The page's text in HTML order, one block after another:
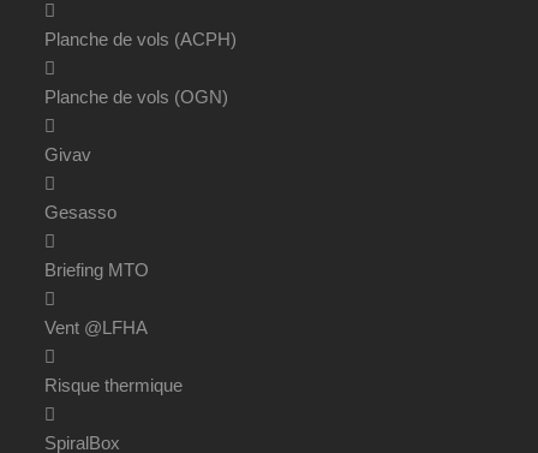
Planche de vols (ACPH)
Planche de vols (OGN)
Givav
Gesasso
Briefing MTO
Vent @LFHA
Risque thermique
SpiralBox